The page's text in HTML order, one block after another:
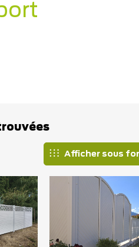
Afficher sous